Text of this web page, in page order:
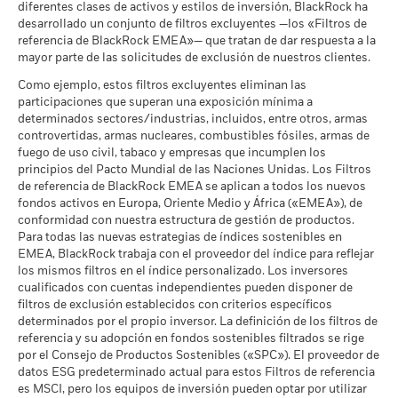
La rentabilidad se indica tras deducir los gastos corrientes.
excluidas del cálculo.
Las cifras mostradas hacen referencia a rentabilidades
pasadas.La rentabilidad pasada no es un indicador fiable de
la rentabilidad futura. Los mercados podrían evolucionar de
formas muy diferentes en el futuro. Puede ayudarle a evaluar
cómo se ha gestionado el fondo en el pasado
La rentabilidad se muestra tomando como base el Valor
Liquidativo (VL), con reinversión de los ingresos brutos
cuando corresponda. La rentabilidad de su inversión puede
aumentar o disminuir como resultado de las fluctuaciones del
valor de las divisas si su inversión se realiza en una divisa
distinta de la utilizada para el cálculo de la rentabilidad
pasada. Fuente: Blackrock
Favorable
Lo que puede recibir una vez deducidos los
Rendimiento medio cada año
El escenario de tensión muestra lo que usted podría recibir en
circunstancias extremas de los mercados.
Clasificación Global de
Fondos de Lipper
a 17 jul 2026
Equity US
Intensidad Media Ponderada
de Exposición al Carbono de
MSCI (toneladas de
emisiones de CO2 / millón de
$ en ventas)
a 17 jul 2026
Porcentaje de Cobertura ESG
de MSCI
a 17 jul 2026
99,27
Puntuación de Calidad ESG
de MSCI - Percentil entre
Empresas Similares
a 17 jul 2026
Fondos en Grupo de
Características Similares
a 17 jul 2026
3.838
Porcentaje de Cobertura de la
Media Ponderada de
97,64
Pacto Mundial de las
Naciones Unidas
a -
a -
MSCI - Arenas Bituminosas
a -
Cobertura de Implicación
Empresarial
a -
Porcentaje del Fondo no
cubierto
a -
Las exposiciones a Implicación Empresarial de BlackRock
indicadas anteriormente para Carbón Térmico y Arenas
Bituminosas se calculan y notifican para aquellas empresas
en las que más de un 5 % de sus ingresos proceden de la
diferentes clases de activos y estilos de inversión, BlackRock ha
desarrollado un conjunto de filtros excluyentes —los «Filtros de
referencia de BlackRock EMEA»— que tratan de dar respuesta a la
mayor parte de las solicitudes de exclusión de nuestros clientes.
Como ejemplo, estos filtros excluyentes eliminan las
participaciones que superan una exposición mínima a
determinados sectores/industrias, incluidos, entre otros, armas
controvertidas, armas nucleares, combustibles fósiles, armas de
fuego de uso civil, tabaco y empresas que incumplen los
principios del Pacto Mundial de las Naciones Unidas. Los Filtros
de referencia de BlackRock EMEA se aplican a todos los nuevos
fondos activos en Europa, Oriente Medio y África («EMEA»), de
conformidad con nuestra estructura de gestión de productos.
Para todas las nuevas estrategias de índices sostenibles en
EMEA, BlackRock trabaja con el proveedor del índice para reflejar
los mismos filtros en el índice personalizado. Los inversores
cualificados con cuentas independientes pueden disponer de
filtros de exclusión establecidos con criterios específicos
determinados por el propio inversor. La definición de los filtros de
referencia y su adopción en fondos sostenibles filtrados se rige
por el Consejo de Productos Sostenibles («SPC»). El proveedor de
datos ESG predeterminado actual para estos Filtros de referencia
es MSCI, pero los equipos de inversión pueden optar por utilizar